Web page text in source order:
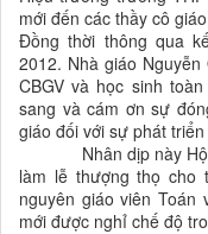
mới đến các thầy cô giáo
Đồng thời thông qua
2012. Nhà giáo
CBGV và học sinh
sang và cám ơn sự
giáo đối với sự phát
Nhân dịp này Hội
làm lễ thượng thọ cho
nguyên giáo viên
mới được nghỉ chế độ